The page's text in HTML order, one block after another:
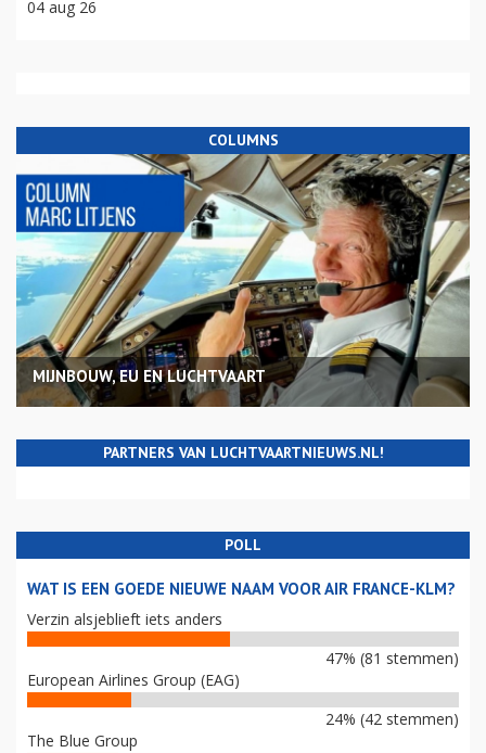
04 aug 26
COLUMNS
MIJNBOUW, EU EN LUCHTVAART
PARTNERS VAN LUCHTVAARTNIEUWS.NL!
POLL
WAT IS EEN GOEDE NIEUWE NAAM VOOR AIR FRANCE-KLM?
Verzin alsjeblieft iets anders
47% (81 stemmen)
European Airlines Group (EAG)
24% (42 stemmen)
The Blue Group